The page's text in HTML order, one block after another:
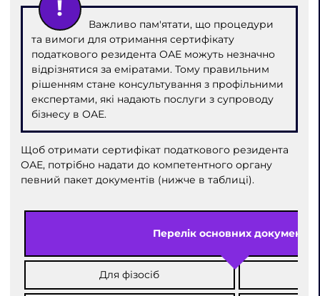
Важливо пам'ятати, що процедури
та вимоги для отримання сертифікату
податкового резидента ОАЕ можуть незначно
відрізнятися за еміратами. Тому правильним
рішенням стане консультування з профільними
експертами, які надають послуги з супроводу
бізнесу в ОАЕ.
Щоб отримати сертифікат податкового резидента
ОАЕ, потрібно надати до компетентного органу
певний пакет документів (нижче в таблиці).
Перелік основних документів
Для фізосіб